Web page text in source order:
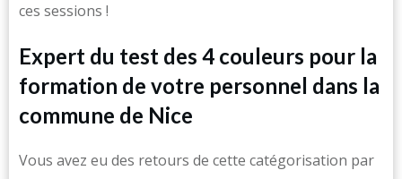
ces sessions !
Expert du test des 4 couleurs pour la
formation de votre personnel dans la
commune de Nice
Vous avez eu des retours de cette catégorisation par